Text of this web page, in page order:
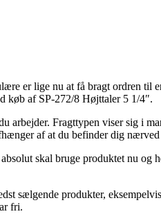
er lige nu at få bragt ordren
køb af SP-272/8 Højttaler 5 1/4″.
arbejder. Fragttypen viser sig i
af at du befinder dig nærved
skal bruge produktet nu og
sælgende produkter,
fri.